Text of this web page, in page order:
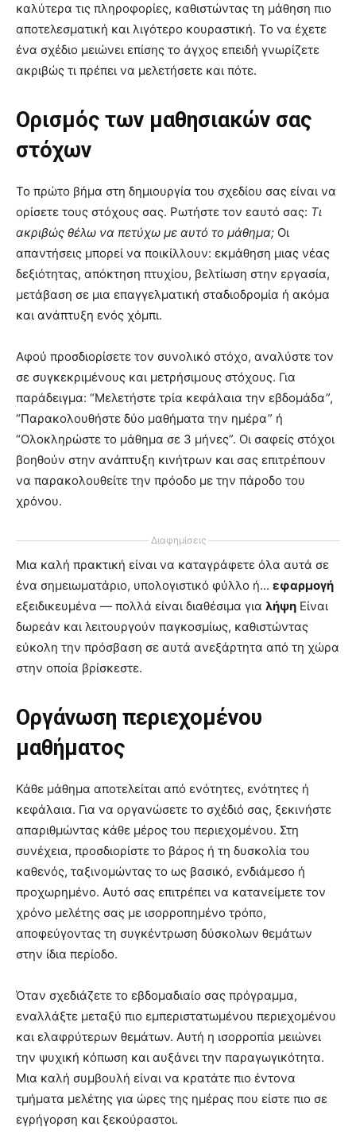
καλύτερα τις πληροφορίες, καθιστώντας τη μάθηση πιο
αποτελεσματική και λιγότερο κουραστική. Το να έχετε
ένα σχέδιο μειώνει επίσης το άγχος επειδή γνωρίζετε
ακριβώς τι πρέπει να μελετήσετε και πότε.
Ορισμός των μαθησιακών σας
στόχων
Το πρώτο βήμα στη δημιουργία του σχεδίου σας είναι να
ορίσετε τους στόχους σας. Ρωτήστε τον εαυτό σας: Τι
ακριβώς θέλω να πετύχω με αυτό το μάθημα; Οι
απαντήσεις μπορεί να ποικίλλουν: εκμάθηση μιας νέας
δεξιότητας, απόκτηση πτυχίου, βελτίωση στην εργασία,
μετάβαση σε μια επαγγελματική σταδιοδρομία ή ακόμα
και ανάπτυξη ενός χόμπι.
Αφού προσδιορίσετε τον συνολικό στόχο, αναλύστε τον
σε συγκεκριμένους και μετρήσιμους στόχους. Για
παράδειγμα: “Μελετήστε τρία κεφάλαια την εβδομάδα”,
“Παρακολουθήστε δύο μαθήματα την ημέρα” ή
“Ολοκληρώστε το μάθημα σε 3 μήνες”. Οι σαφείς στόχοι
βοηθούν στην ανάπτυξη κινήτρων και σας επιτρέπουν
να παρακολουθείτε την πρόοδο με την πάροδο του
χρόνου.
Διαφημίσεις
Μια καλή πρακτική είναι να καταγράφετε όλα αυτά σε
ένα σημειωματάριο, υπολογιστικό φύλλο ή... εφαρμογή
εξειδικευμένα — πολλά είναι διαθέσιμα για λήψη Είναι
δωρεάν και λειτουργούν παγκοσμίως, καθιστώντας
εύκολη την πρόσβαση σε αυτά ανεξάρτητα από τη χώρα
στην οποία βρίσκεστε.
Οργάνωση περιεχομένου
μαθήματος
Κάθε μάθημα αποτελείται από ενότητες, ενότητες ή
κεφάλαια. Για να οργανώσετε το σχέδιό σας, ξεκινήστε
απαριθμώντας κάθε μέρος του περιεχομένου. Στη
συνέχεια, προσδιορίστε το βάρος ή τη δυσκολία του
καθενός, ταξινομώντας το ως βασικό, ενδιάμεσο ή
προχωρημένο. Αυτό σας επιτρέπει να κατανείμετε τον
χρόνο μελέτης σας με ισορροπημένο τρόπο,
αποφεύγοντας τη συγκέντρωση δύσκολων θεμάτων
στην ίδια περίοδο.
Όταν σχεδιάζετε το εβδομαδιαίο σας πρόγραμμα,
εναλλάξτε μεταξύ πιο εμπεριστατωμένου περιεχομένου
και ελαφρύτερων θεμάτων. Αυτή η ισορροπία μειώνει
την ψυχική κόπωση και αυξάνει την παραγωγικότητα.
Μια καλή συμβουλή είναι να κρατάτε πιο έντονα
τμήματα μελέτης για ώρες της ημέρας που είστε πιο σε
εγρήγορση και ξεκούραστοι.